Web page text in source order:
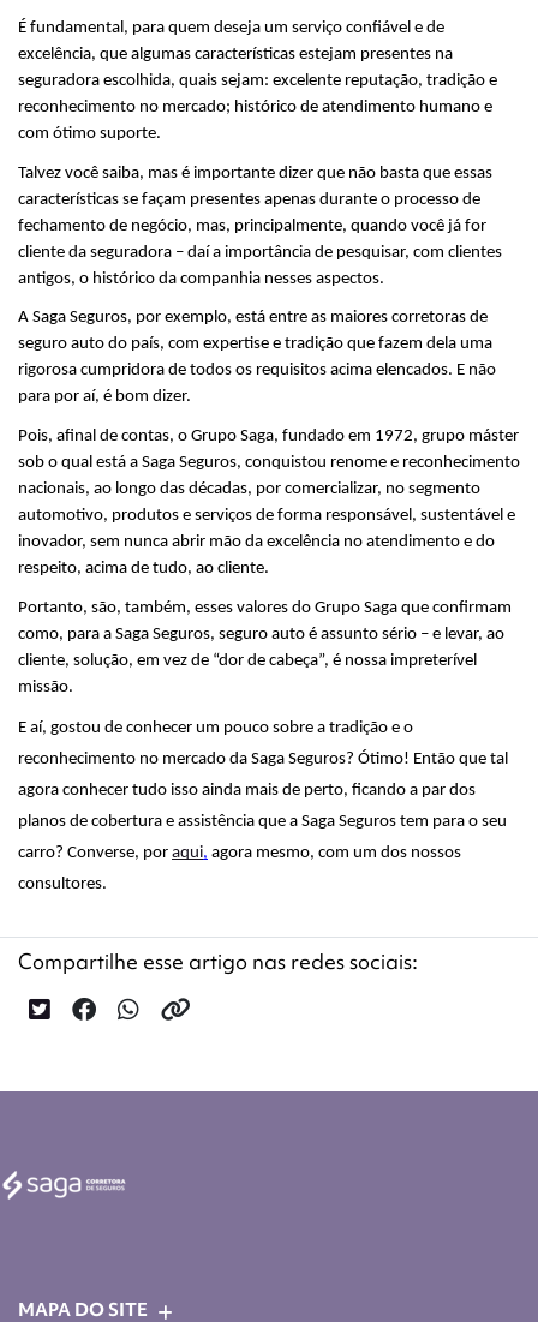
É fundamental, para quem deseja um serviço confiável e de
excelência, que algumas características estejam presentes na
seguradora escolhida, quais sejam: excelente reputação, tradição e
reconhecimento no mercado; histórico de atendimento humano e
com ótimo suporte.
Talvez você saiba, mas é importante dizer que não basta que essas
características se façam presentes apenas durante o processo de
fechamento de negócio, mas, principalmente, quando você já for
cliente da seguradora – daí a importância de pesquisar, com clientes
antigos, o histórico da companhia nesses aspectos.
A Saga Seguros, por exemplo, está entre as maiores corretoras de
seguro auto do país, com expertise e tradição que fazem dela uma
rigorosa cumpridora de todos os requisitos acima elencados. E não
para por aí, é bom dizer.
Pois, afinal de contas, o Grupo Saga, fundado em 1972, grupo máster
sob o qual está a Saga Seguros, conquistou renome e reconhecimento
nacionais, ao longo das décadas, por comercializar, no segmento
automotivo, produtos e serviços de forma responsável, sustentável e
inovador, sem nunca abrir mão da excelência no atendimento e do
respeito, acima de tudo, ao cliente.
Portanto, são, também, esses valores do Grupo Saga que confirmam
como, para a Saga Seguros, seguro auto é assunto sério – e levar, ao
cliente, solução, em vez de “dor de cabeça”, é nossa impreterível
missão.
E aí, gostou de conhecer um pouco sobre a tradição e o
reconhecimento no mercado da Saga Seguros? Ótimo! Então que tal
agora conhecer tudo isso ainda mais de perto, ficando a par dos
planos de cobertura e assistência que a Saga Seguros tem para o seu
carro? Converse, por aqui, agora mesmo, com um dos nossos
consultores.
Compartilhe esse artigo nas redes sociais:
MAPA DO SITE